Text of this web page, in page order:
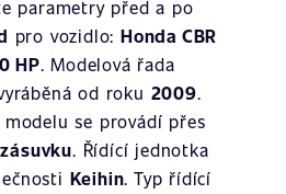
parametry před a po
pro vozidlo: Honda CBR
HP. Modelová řada
od roku 2009.
se provádí přes
. Řídící jednotka
Keihin. Typ řídící